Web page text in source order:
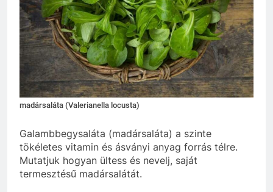
madársaláta (Valerianella locusta)
Galambbegysaláta (madársaláta) a szinte
tökéletes vitamin és ásványi anyag forrás télre.
Mutatjuk hogyan ültess és nevelj, saját
termesztésű madársalátát.